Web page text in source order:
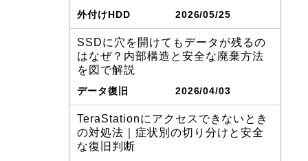
外付けHDD 2026/05/25
SSDに穴を開けてもデータが残るの
はなぜ？内部構造と安全な廃棄方法
を図で解説
データ復旧 2026/04/03
TeraStationにアクセスできないとき
の対処法｜症状別の切り分けと安全
な復旧判断